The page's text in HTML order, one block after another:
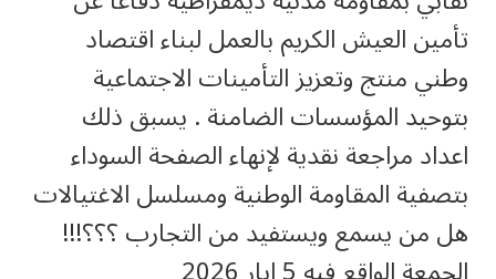
تأمين العيش الكريم بالعمل لبناء اقتصاد
وطني منتج وتعزيز التأمينات الاجتماعية
بتوحيد المؤسسات الضامنة . يسبق ذلك
اعداد مراجعة نقدية لإنهاء الصفحة السوداء
بتصفية المقاومة الوطنية ومسلسل الاغتيالات
هل من يسمع ويستفيد من التجارب ؟؟؟!!!